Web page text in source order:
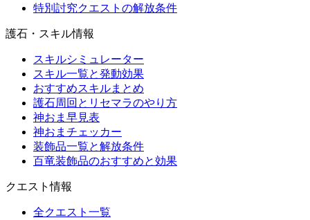
特別討究クエストの解放条件
護石・スキル情報
スキルシミュレーター
スキル一覧と発動効果
おすすめスキルまとめ
護石周回とリセマラのやり方
神おま早見表
神おまチェッカー
装飾品一覧と解放条件
百竜装飾品のおすすめと効果
クエスト情報
全クエスト一覧